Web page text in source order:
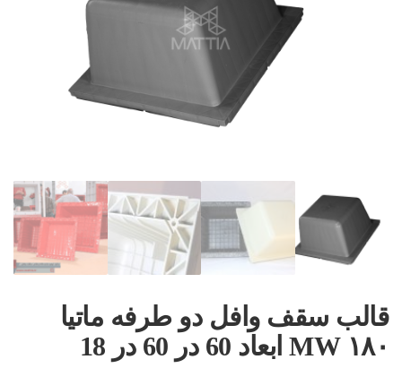
قالب سقف وافل دو طرفه ماتیا
۱۸۰ MW ابعاد 60 در 60 در 18